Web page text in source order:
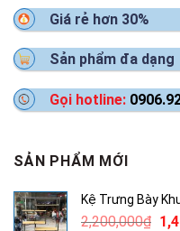
Giá rẻ hơn 30%
Sản phẩm đa dạng
Gọi hotline:
SẢN PHẨM MỚI
Kệ Trưng Bày
2,200,000₫ Giá